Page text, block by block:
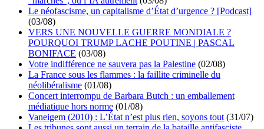
Le néofascisme, un capitalisme d’État d’urgence ? [Podcast]
(03/08)
VERS UNE NOUVELLE GUERRE MONDIALE ?
POURQUOI TRUMP LACHE POUTINE | PASCAL
BONIFACE (03/08)
Votre indifférence ne sauvera pas la Palestine (02/08)
La France sous les flammes : la faillite criminelle du
néolibéralisme (01/08)
Concert interrompu de Barbara Butch : un emballement
médiatique hors norme (01/08)
Vaneigem (2010) : L’État n’est plus rien, soyons tout (31/07)